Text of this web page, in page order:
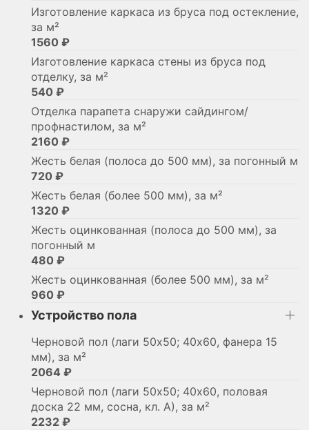
Изготовление каркаса из бруса под остекление,
за м²
1560 ₽
Изготовление каркаса стены из бруса под
отделку, за м²
540 ₽
Отделка парапета снаружи сайдингом/
профнастилом, за м²
2160 ₽
Жесть белая (полоса до 500 мм), за погонный м
720 ₽
Жесть белая (более 500 мм), за м²
1320 ₽
Жесть оцинкованная (полоса до 500 мм), за
погонный м
480 ₽
Жесть оцинкованная (более 500 мм), за м²
960 ₽
Устройство пола
Черновой пол (лаги 50х50; 40х60, фанера 15
мм), за м²
2064 ₽
Черновой пол (лаги 50х50; 40х60, половая
доска 22 мм, сосна, кл. А), за м²
2232 ₽